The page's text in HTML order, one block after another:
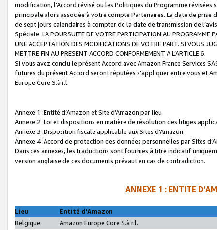
modification, l’Accord révisé ou les Politiques du Programme
principale alors associée à votre compte Partenaires. La date de
de sept jours calendaires à compter de la date de transmission de
Spéciale. LA POURSUITE DE VOTRE PARTICIPATION AU PROGRAMME
UNE ACCEPTATION DES MODIFICATIONS DE VOTRE PART. SI VOUS
METTRE FIN AU PRESENT ACCORD CONFORMEMENT A L’ARTICLE 6.
Si vous avez conclu le présent Accord avec Amazon France Services
futures du présent Accord seront réputées s’appliquer entre vous et
Europe Core S.à r.l.
Annexe 1 :Entité d’Amazon et Site d’Amazon par lieu
Annexe 2 :Loi et dispositions en matière de résolution des litiges
Annexe 3 :Disposition fiscale applicable aux Sites d’Amazon
Annexe 4 :Accord de protection des données personnelles par Sites
Dans ces annexes, les traductions sont fournies à titre indicatif
version anglaise de ces documents prévaut en cas de contradiction.
ANNEXE 1 : ENTITE
Lieu
Entité d’Amazon
Belgique
Amazon Europe Core S.à r.l.